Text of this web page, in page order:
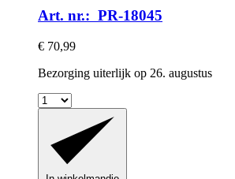
Art. nr.: PR-18045
€ 70,99
Bezorging uiterlijk op 26. augustus